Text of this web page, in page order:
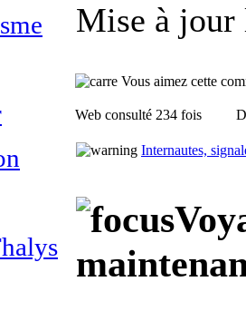
Mise à jour
Vous aimez cette
Web consulté 234 fois
Internautes,